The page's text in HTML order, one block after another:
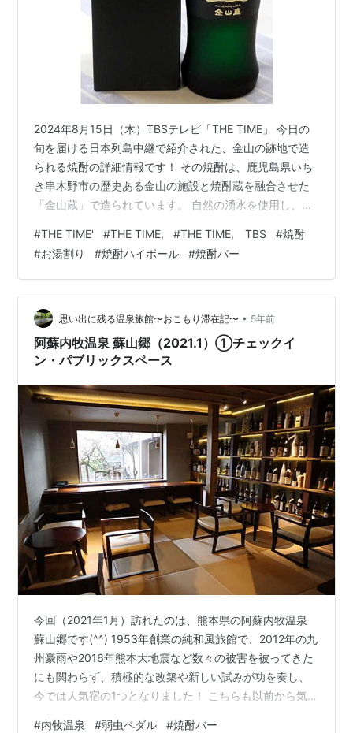
2024年8月15日（木）TBSテレビ「THE TIME」 今日の
旬を届ける日本列島中継で紹介された、金山の跡地で造
られる焼酎の詳細情報です！ その焼酎は、鹿児島県いち
き串木野市の歴史ある金山の施設と焼酎蔵を融合させた
「金山蔵」で造られています。 自然の湧水を使用し、か
成させることで、焼酎に深みのある味わいと香りが加わ
り豊かな個性を持つ焼酎が生まれるのです。 ロックや水
割り、お湯割りなど、さまざまな飲み方で楽しめます
が、芋焼酎はお湯割りにすることでさつまいもの甘みと
香りがより一層引き立ちます。 ストレートで焼酎の本来
の味わいを楽しむのもいいかも…
#THE TIME' #THE TIME, #THE TIME, TBS #焼酎
#お湯割り #焼酎ハイボール #焼酎バー
思い出に残る温泉旅館〜おこもり滞在記〜 • 5年前
阿蘇内牧温泉 蘇山郷（2021.1）①チェックイ
ン・パブリックスペース
今回（2021年1月）訪れたのは、熊本県の阿蘇内牧温泉
蘇山郷です(^^) 1953年創業の純和風旅館で、2012年の九
州豪雨や2016年熊本大地震など数々の被害を被ってきた
にも関わらず、積極的な改築や新しい試みが功を奏し、
今では人気宿の1つとなりました！ こちらも以前から気に
#内牧温泉 #弱虫ペダル #焼酎バー